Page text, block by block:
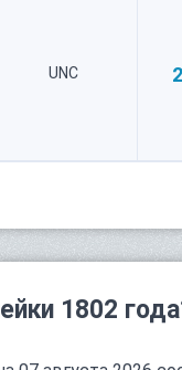
UNC
1802